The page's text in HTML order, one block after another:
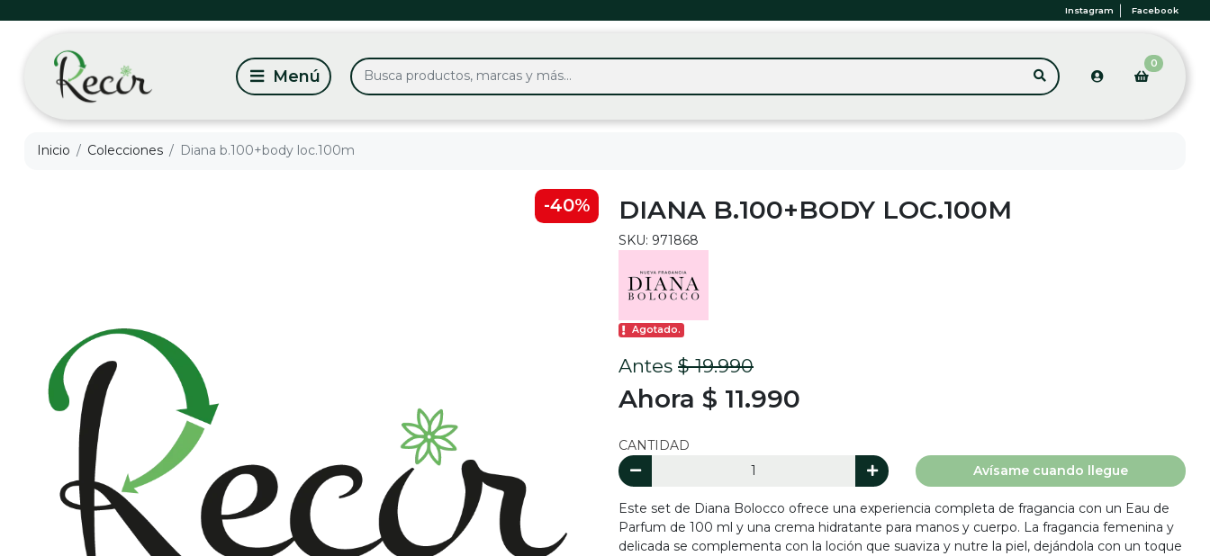
Instagram Facebook
0
Inicio Colecciones Diana b.100+body loc.100m
-40% DIANA B.100+BODY LOC.100M
SKU: 971868
Agotado.
Antes $ 19.990
Ahora $ 11.990
CANTIDAD
Avísame cuando llegue
Este set de Diana Bolocco ofrece una experiencia completa de fragancia con un Eau de
Parfum de 100 ml y una crema hidratante para manos y cuerpo. La fragancia femenina y
delicada se complementa con la loción que suaviza y nutre la piel, dejándola con un toque